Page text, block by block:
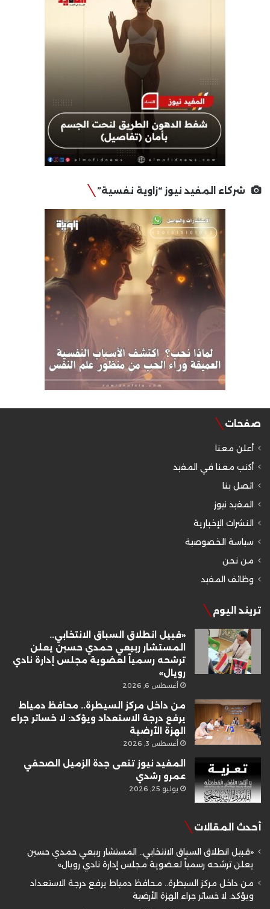
شركاء المفيد نيوز “زاوية نفسية”
صفحات
أعلن معنا
أكتب معنا في المفيد
اتصل بنا
المفيد نيوز
النشرات الإخبارية
سياسة الخصوصية
من نحن
وظائف المفيد
تريند اليوم
«قبيل انطلاق السباق الانتخابي..
المستشار ربيعي حمدي حسين يعلن
ترشحه رسمياً لعضوية مجلس إدارة نادي
رويال»
أغسطس 6, 2026
من داخل مركز السيطرة.. محافظ دمياط
يرفع درجة الاستعداد ويؤكد: لا خسائر جراء
الهزة الأرضية
أغسطس 3, 2026
المفيد نيوز تنعى جدة الزميل الصحفي
عمرو رشدي
يوليو 25, 2026
أحدث المقالات
«قبيل انطلاق السباق الانتخابي.. المستشار ربيعي حمدي حسين
يعلن ترشحه رسمياً لعضوية مجلس إدارة نادي رويال»
من داخل مركز السيطرة.. محافظ دمياط يرفع درجة الاستعداد
ويؤكد: لا خسائر جراء الهزة الأرضية